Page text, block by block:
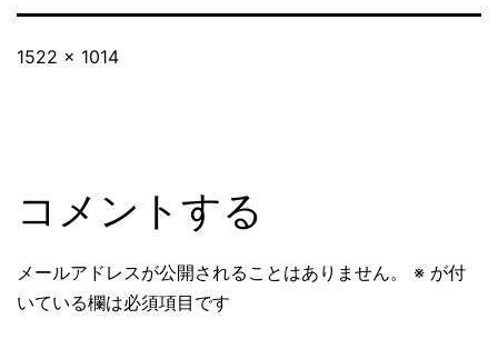
フ
1522 × 1014
コメントする
メールアドレスが公開されることはありません。 ※ が付
いている欄は必須項目です